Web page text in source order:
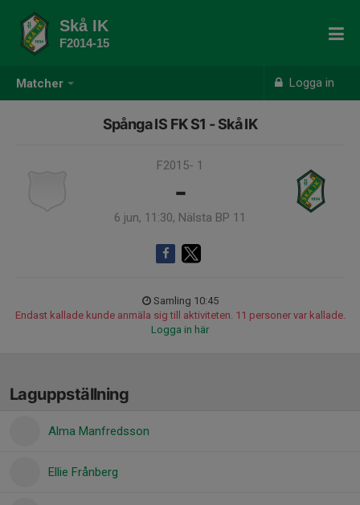
Matcher Logga in
Skå IK
F2014-15
Spånga IS FK S1 - Skå IK
F2015- 1
-
6 jun, 11:30, Nälsta BP 11
Samling 10:45
Endast kallade kunde anmäla sig till aktiviteten. 11 personer var kallade.
Logga in här
Laguppställning
Alma Manfredsson
Ellie Frånberg